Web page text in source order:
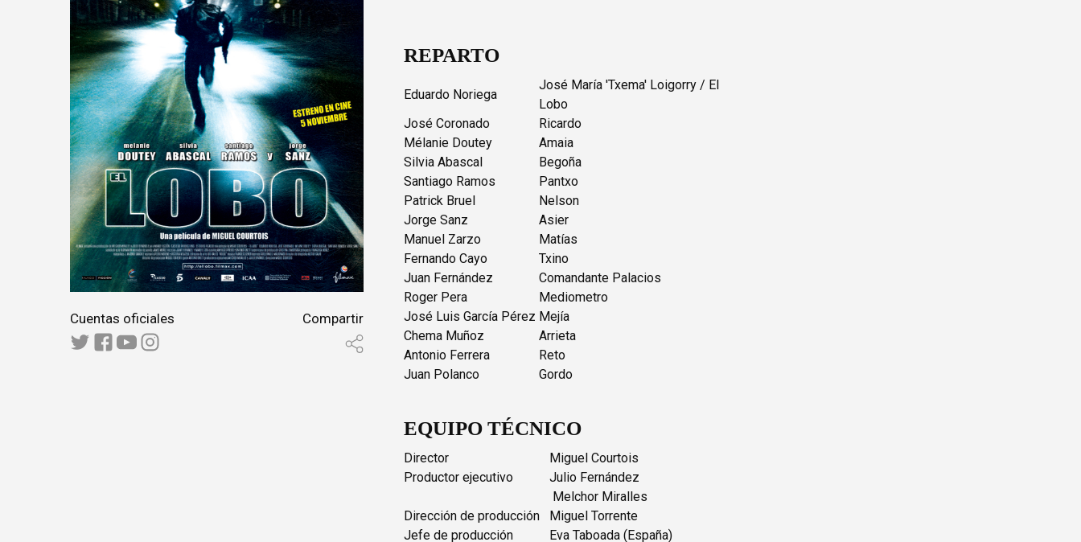
Cuentas oficiales Compartir
REPARTO
Eduardo Noriega
José María 'Txema' Loigorry / El
Lobo
José Coronado
Ricardo
Mélanie Doutey
Amaia
Silvia Abascal
Begoña
Santiago Ramos
Pantxo
Patrick Bruel
Nelson
Jorge Sanz
Asier
Manuel Zarzo
Matías
Fernando Cayo
Txino
Juan Fernández
Comandante Palacios
Roger Pera
Mediometro
José Luis García Pérez Mejía
Chema Muñoz
Arrieta
Antonio Ferrera
Reto
Juan Polanco
Gordo
EQUIPO TÉCNICO
Director
Miguel Courtois
Productor ejecutivo
Julio Fernández
Melchor Miralles
Dirección de producción
Miguel Torrente
Jefe de producción
Eva Taboada (España)